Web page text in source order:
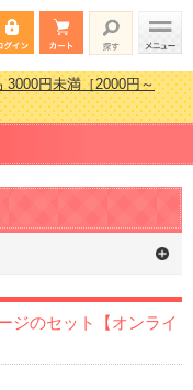
3000円未満［2000円～
すすめ金額別人気ランキ
3000円未満［2000円～
ジのセット【オンライ